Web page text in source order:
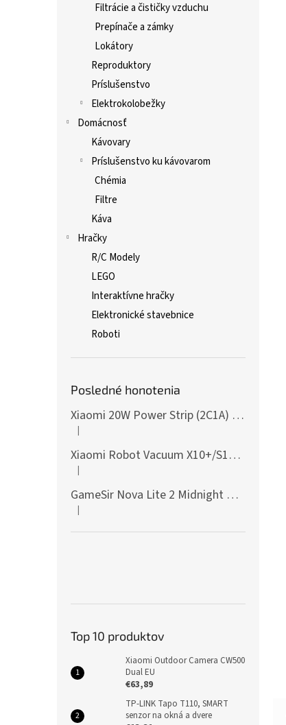
Filtrácie a čističky vzduchu
Prepínače a zámky
Lokátory
Reproduktory
Príslušenstvo
Elektrokolobežky
Domácnosť
Kávovary
Príslušenstvo ku kávovarom
Chémia
Filtre
Káva
Hračky
R/C Modely
LEGO
Interaktívne hračky
Elektronické stavebnice
Roboti
Posledné honotenia
Xiaomi 20W Power Strip (2C1A) EU
Hodnotenie produktu je 5 z 5 hviezdičiek.
|
Xiaomi Robot Vacuum X10+/S10+/X10/X20+ Side Brush
Hodnotenie produktu je 5 z 5 hviezdičiek.
|
GameSir Nova Lite 2 Midnight Gray
Hodnotenie produktu je 5 z 5 hviezdičiek.
|
Top 10 produktov
Xiaomi Outdoor Camera CW500
Dual EU
€63,89
TP-LINK Tapo T110, SMART
senzor na okná a dvere